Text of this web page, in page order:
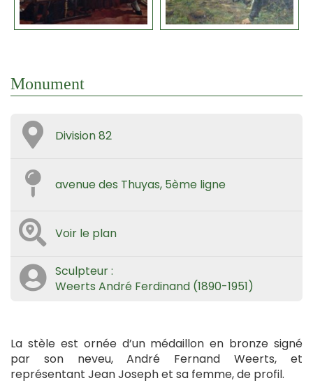
Monument
Division 82
avenue des Thuyas, 5ème ligne
Voir le plan
Sculpteur :
Weerts André Ferdinand (1890-1951)
La stèle est ornée d’un médaillon en bronze signé
par son neveu, André Fernand Weerts, et
représentant Jean Joseph et sa femme, de profil.